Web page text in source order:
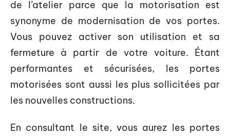
de l’atelier parce que la motorisation est
synonyme de modernisation de vos portes.
Vous pouvez activer son utilisation et sa
fermeture à partir de votre voiture. Étant
performantes et sécurisées, les portes
motorisées sont aussi les plus sollicitées par
les nouvelles constructions.
En consultant le site, vous aurez les portes